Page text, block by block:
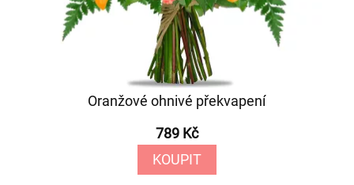
Oranžové ohnivé překvapení
789 Kč
KOUPIT